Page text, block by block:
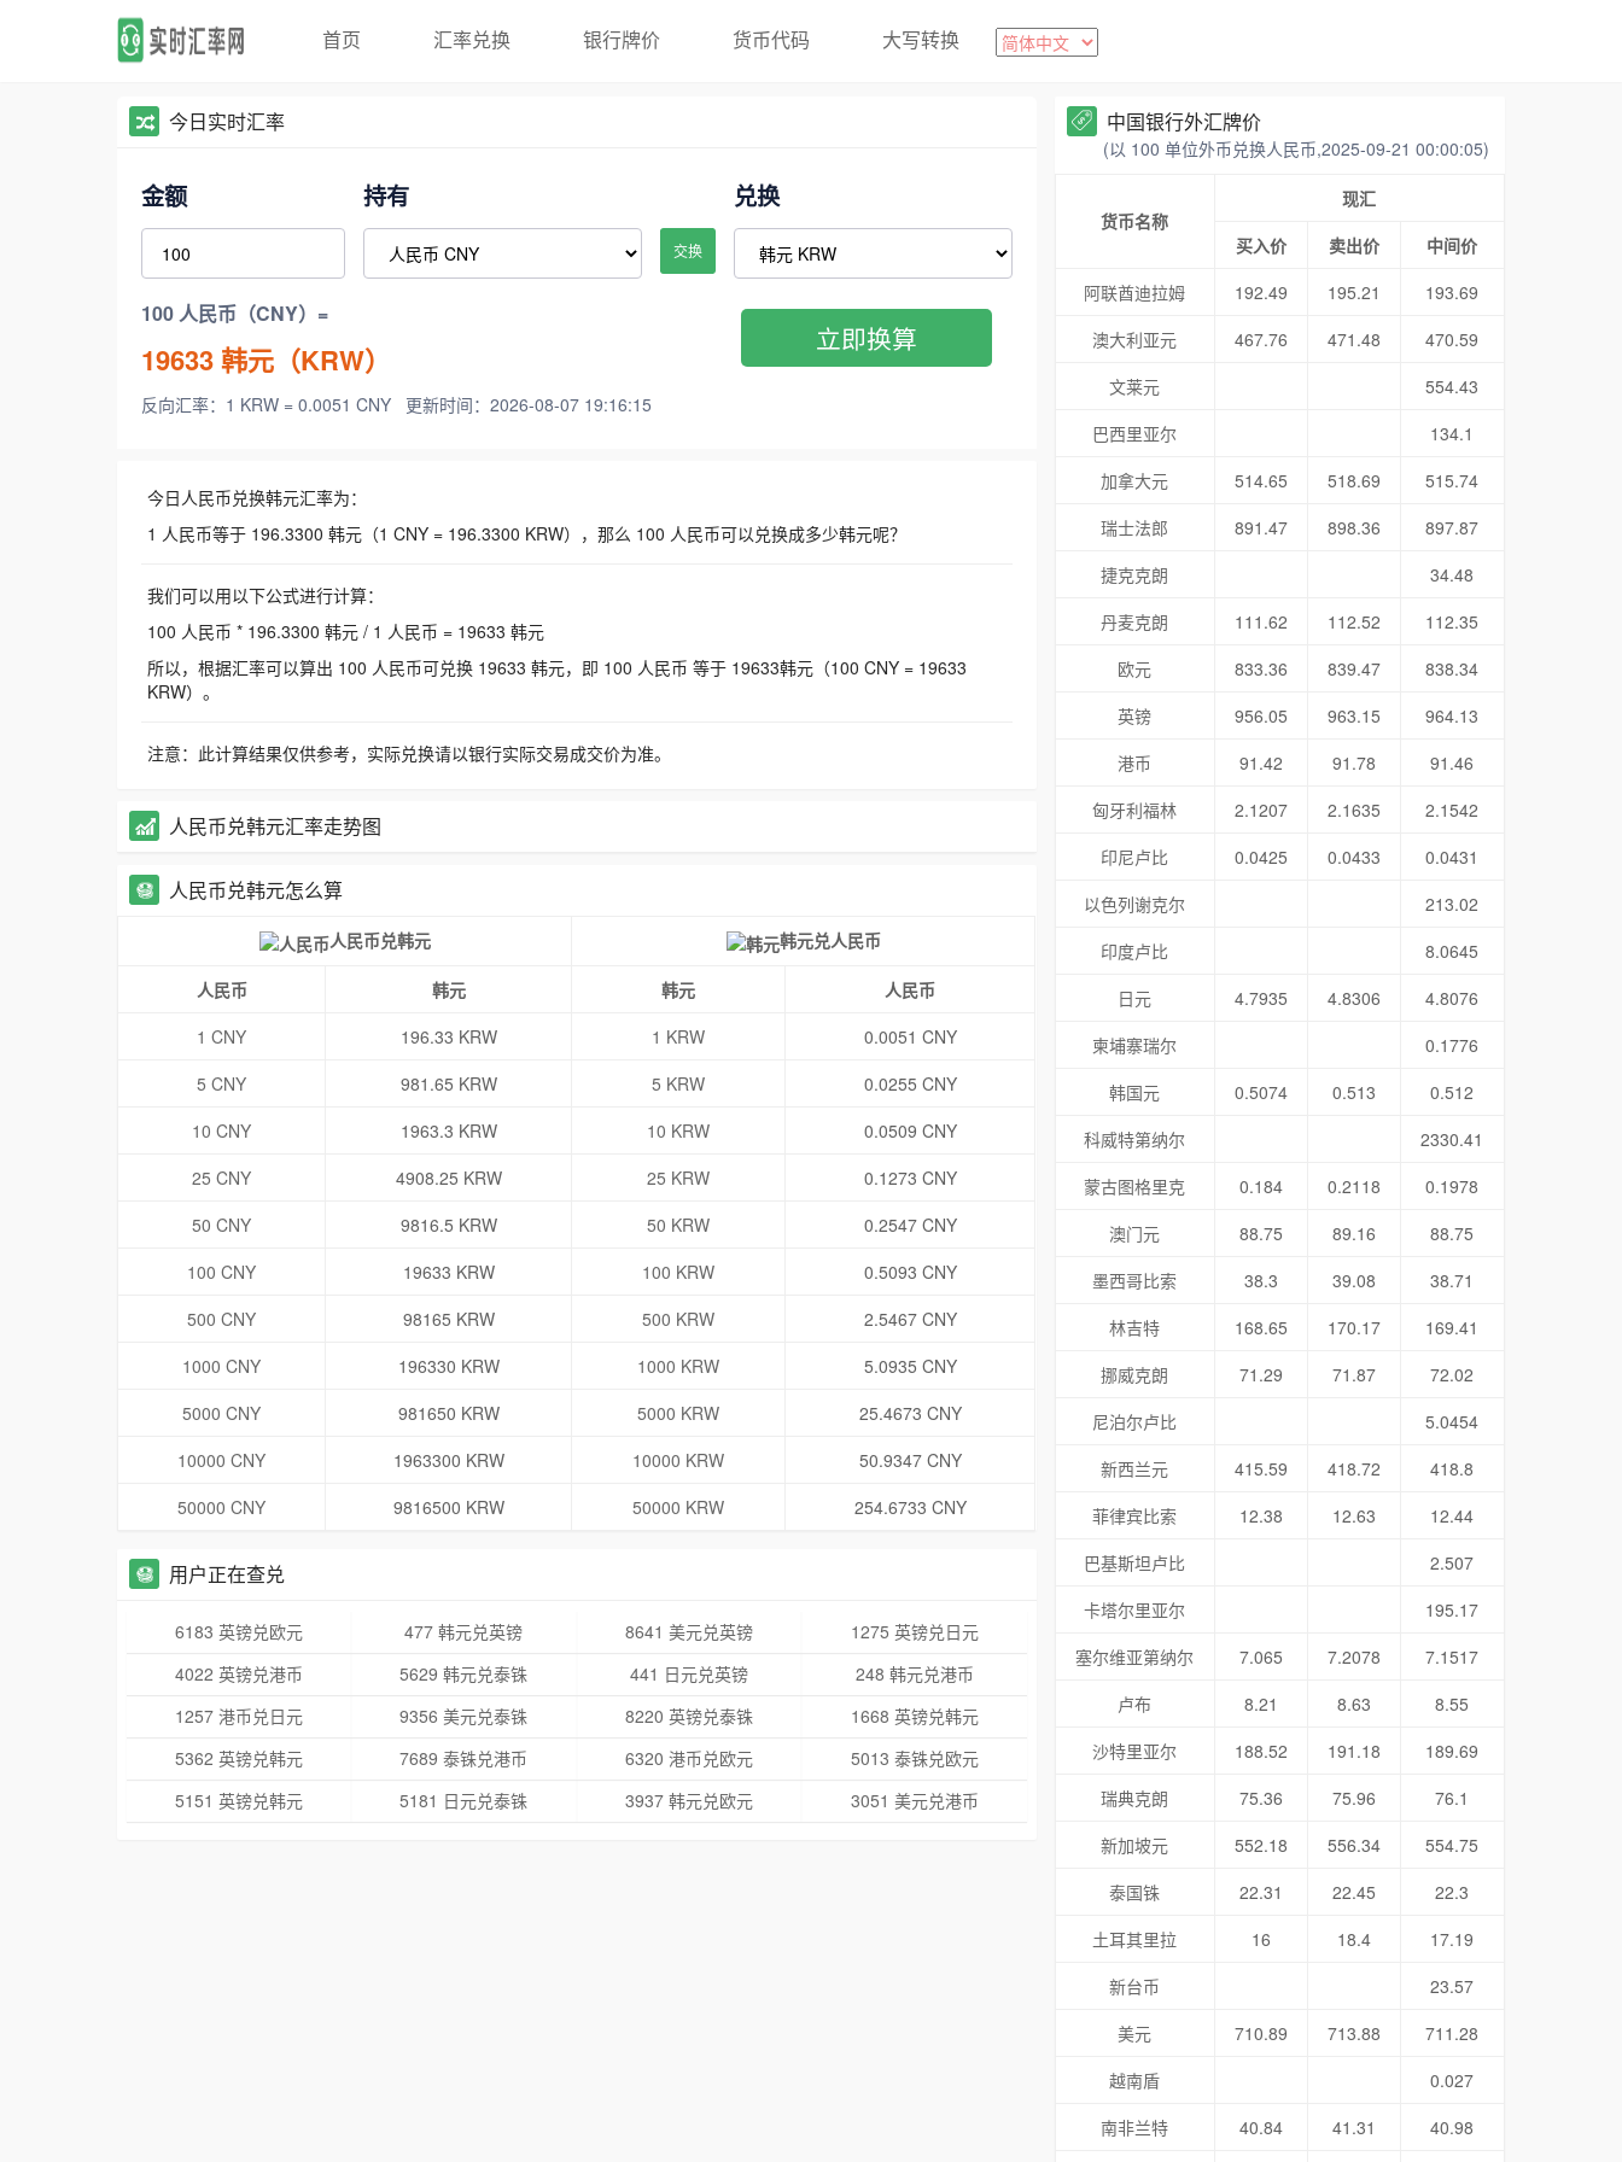
首页 汇率兑换 银行牌价 货币代码 大写转换
今日实时汇率
金额 持有
交换
兑换
100 人民币（CNY）=
19633韩元（KRW）
反向汇率：1 KRW = 0.0051 CNY 更新时间：2026-08-07 19:16:15
立即换算
今日人民币兑换韩元汇率为：
1 人民币等于 196.3300 韩元（1 CNY = 196.3300 KRW），那么 100 人民币可以兑换成多少韩元呢？
我们可以用以下公式进行计算：
100 人民币 * 196.3300 韩元 / 1 人民币 = 19633 韩元
所以，根据汇率可以算出 100 人民币可兑换 19633 韩元，即 100 人民币 等于 19633韩元（100 CNY = 19633
KRW）。
注意：此计算结果仅供参考，实际兑换请以银行实际交易成交价为准。
人民币兑韩元汇率走势图
人民币兑韩元怎么算
人民币兑韩元 韩元兑人民币
人民币 韩元 韩元
人民币
1 CNY
196.33 KRW 1 KRW
0.0051 CNY
5 CNY
981.65 KRW 5 KRW
0.0255 CNY
10 CNY
1963.3 KRW 10 KRW
0.0509 CNY
25 CNY
4908.25 KRW 25 KRW
0.1273 CNY
50 CNY
9816.5 KRW 50 KRW
0.2547 CNY
100 CNY
19633 KRW 100 KRW
0.5093 CNY
500 CNY
98165 KRW 500 KRW
2.5467 CNY
1000 CNY
196330 KRW 1000 KRW
5.0935 CNY
5000 CNY
981650 KRW 5000 KRW
25.4673 CNY
10000 CNY
1963300 KRW 10000 KRW
50.9347 CNY
50000 CNY
9816500 KRW 50000 KRW 254.6733 CNY
用户正在查兑
6183 英镑兑欧元 477 韩元兑英镑 8641 美元兑英镑
1275 英镑兑日元
4022 英镑兑港币
5629 韩元兑泰铢 441 日元兑英镑
248 韩元兑港币
1257 港币兑日元
9356 美元兑泰铢 8220 英镑兑泰铢
1668 英镑兑韩元
5362 英镑兑韩元
7689 泰铢兑港币 6320 港币兑欧元
5013 泰铢兑欧元
5151 英镑兑韩元
5181 日元兑泰铢 3937 韩元兑欧元 3051 美元兑港币
中国银行外汇牌价
(以 100 单位外币兑换人民币,2025-09-21 00:00:05)
货币名称
现汇
买入价
卖出价
中间价
阿联酋迪拉姆
192.49 195.21
193.69
澳大利亚元
467.76 471.48
470.59
文莱元
554.43
巴西里亚尔
134.1
加拿大元
514.65 518.69
515.74
瑞士法郎
891.47 898.36
897.87
捷克克朗
34.48
丹麦克朗
111.62 112.52
112.35
欧元
833.36 839.47
838.34
英镑
956.05 963.15
964.13
港币
91.42 91.78
91.46
匈牙利福林
2.1207 2.1635
2.1542
印尼卢比
0.0425 0.0433
0.0431
以色列谢克尔
213.02
印度卢比
8.0645
日元
4.7935 4.8306
4.8076
柬埔寨瑞尔
0.1776
韩国元
0.5074 0.513
0.512
科威特第纳尔
2330.41
蒙古图格里克
0.184 0.2118
0.1978
澳门元
88.75 89.16
88.75
墨西哥比索
38.3 39.08
38.71
林吉特
168.65 170.17
169.41
挪威克朗
71.29 71.87
72.02
尼泊尔卢比
5.0454
新西兰元
415.59 418.72
418.8
菲律宾比索
12.38 12.63
12.44
巴基斯坦卢比
2.507
卡塔尔里亚尔
195.17
塞尔维亚第纳尔
7.065 7.2078
7.1517
卢布
8.21 8.63
8.55
沙特里亚尔
188.52 191.18
189.69
瑞典克朗
75.36 75.96
76.1
新加坡元
552.18 556.34
554.75
泰国铢
22.31 22.45
22.3
土耳其里拉
16 18.4
17.19
新台币
23.57
美元
710.89 713.88
711.28
越南盾
0.027
南非兰特
40.84 41.31 40.98